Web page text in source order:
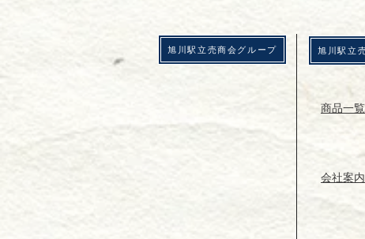
​旭川駅立売商会グループ 旭川駅立
商品一覧
会社案内